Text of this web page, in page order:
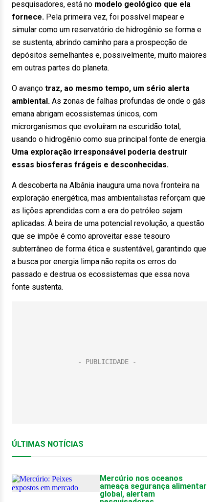
pesquisadores, está no modelo geológico que ela
fornece. Pela primeira vez, foi possível mapear e
simular como um reservatório de hidrogênio se forma e
se sustenta, abrindo caminho para a prospecção de
depósitos semelhantes e, possivelmente, muito maiores
em outras partes do planeta.
O avanço traz, ao mesmo tempo, um sério alerta
ambiental. As zonas de falhas profundas de onde o gás
emana abrigam ecossistemas únicos, com
microrganismos que evoluíram na escuridão total,
usando o hidrogênio como sua principal fonte de energia.
Uma exploração irresponsável poderia destruir
essas biosferas frágeis e desconhecidas.
A descoberta na Albânia inaugura uma nova fronteira na
exploração energética, mas ambientalistas reforçam que
as lições aprendidas com a era do petróleo sejam
aplicadas. À beira de uma potencial revolução, a questão
que se impõe é como aproveitar esse tesouro
subterrâneo de forma ética e sustentável, garantindo que
a busca por energia limpa não repita os erros do
passado e destrua os ecossistemas que essa nova
fonte sustenta.